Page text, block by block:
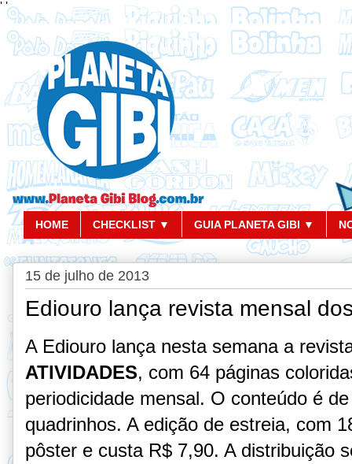
' '
HOME CHECKLIST ▼ GUIA PLANETA GIBI ▼
15 de julho de 2013
Ediouro lança revista mensal
A Ediouro lança nesta semana a
ATIVIDADES, com 64 páginas
periodicidade mensal. O conteúdo é
quadrinhos. A edição de estreia, com
pôster e custa R$ 7,90. A distribuição